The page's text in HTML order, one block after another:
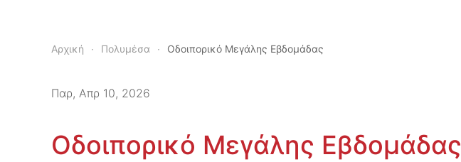
Αρχική Πολυμέσα Οδοιπορικό Μεγάλης Εβδομάδας
Παρ, Απρ 10, 2026
Οδοιπορικό Μεγάλης Εβδομάδας